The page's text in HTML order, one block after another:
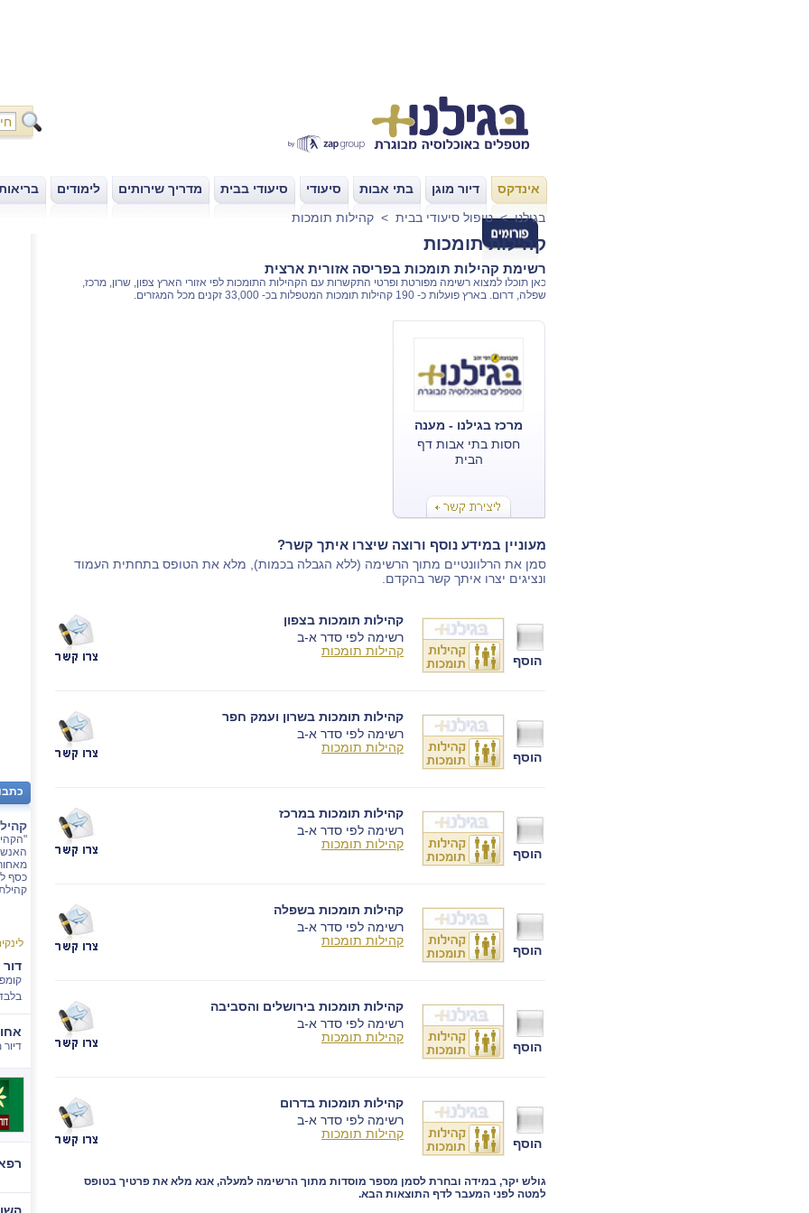
אינדקס דיור מוגן בתי אבות סיעודי סיעודי בבית מדריך שירותים לימודים
בגילנו>טיפול סיעודי בבית > קהילות תומכות
קהילות תומכות
רשימת קהילות תומכות בפריסה אזורית ארצית
כאן תוכלו למצוא רשימה מפורטת ופרטי התקשרות עם הקהילות התומכות לפי אזורי הארץ צפון, שרון, מרכז,
שפלה, דרום. בארץ פועלות כ- 190 קהילות תומכות המטפלות בכ- 33,000 זקנים מכל המגזרים.
מרכז בגילנו - מענה
מיידי מצוות מקצועי
חסות בתי אבות דף
הבית
מעוניין במידע נוסף ורוצה שיצרו איתך קשר?
סמן את הרלוונטיים מתוך הרשימה (ללא הגבלה בכמות), מלא את הטופס בתחתית העמוד
ונציגים יצרו איתך קשר בהקדם.
הוסף
קהילות תומכות בצפון
רשימה לפי סדר א-ב
קהילות תומכות
הוסף
קהילות תומכות בשרון ועמק חפר
רשימה לפי סדר א-ב
קהילות תומכות
הוסף
קהילות תומכות במרכז
רשימה לפי סדר א-ב
קהילות תומכות
הוסף
קהילות תומכות בשפלה
רשימה לפי סדר א-ב
קהילות תומכות
הוסף
קהילות תומכות בירושלים והסביבה
רשימה לפי סדר א-ב
קהילות תומכות
הוסף
קהילות תומכות בדרום
רשימה לפי סדר א-ב
קהילות תומכות
גולש יקר, במידה ובחרת לסמן מספר מוסדות מתוך הרשימה למעלה, אנא מלא את פרטיך בטופס
למטה לפני המעבר לדף התוצאות הבא.
כסף
דור
דיור